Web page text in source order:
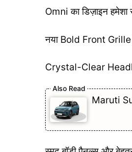
Omni का डिज़ाइन
नया Bold Front Grille
Crystal-Clear
Maruti